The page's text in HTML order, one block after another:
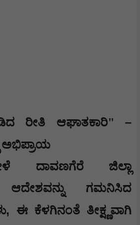
ರೀತಿ ಆಘಾತಕಾರಿ" –
ಅಭಿಪ್ರಾಯ
ದಾವಣಗೆರೆ ಜಿಲ್ಲಾ
ಗಮನಿಸಿದ
, ಈ ಕೆಳಗಿನಂತೆ ತೀಕ್ಷ್ಣವಾಗಿ